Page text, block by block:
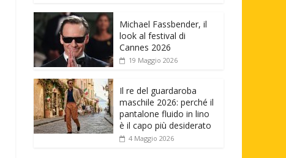
Michael Fassbender, il
look al festival di
Cannes 2026
19 Maggio 2026
Il re del guardaroba
maschile 2026: perché il
pantalone fluido in lino
è il capo più desiderato
4 Maggio 2026